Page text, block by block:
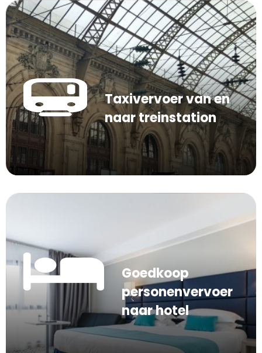
Taxivervoer van en
naar treinstation
Goedkoop
personenvervoer
naar hotel